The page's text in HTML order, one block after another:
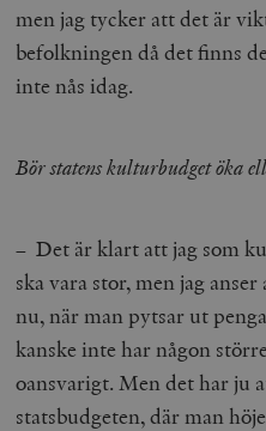
men jag tycker att det är
befolkningen då det finns
inte nås idag.
Bör statens kulturbudget öka
– Det är klart att jag som
ska vara stor, men jag
nu, när man pytsar ut
kanske inte har någon
oansvarigt. Men det har ju
statsbudgeten, där man